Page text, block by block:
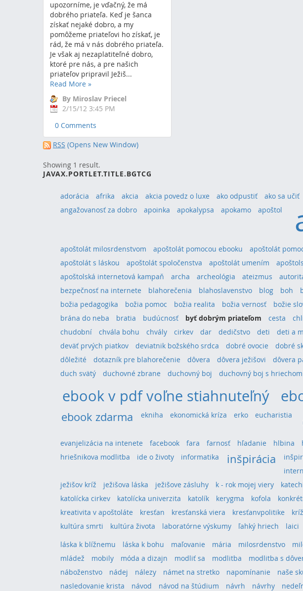
upozorníme, je vďačný, že má
dobrého priateľa. Keď je šanca
získať nejaké dobro, a my
pomôžeme priateľovi ho získať, je
rád, že má v nás dobrého priateľa.
Je však aj nezaplatiteľné dobro,
ktoré pre nás, a pre našich
priateľov pripravil Ježiš...
Read More »
By Miroslav Priecel
2/15/12 3:45 PM
0 Comments
RSS (Opens New Window)
Showing 1 result.
JAVAX.PORTLET.TITLE.BGTCG
adorácia afrika akcia akcia povedz o luxe ako odpustiť ako sa učiť
angažovanosť za dobro
apoinka apokalypsa apokamo apoštol
apoštolát milosrdenstvom apoštolát pomocou ebooku apoštolát
apoštolát s láskou
apoštolát spoločenstva apoštolát umením
apoštolská internetová kampaň
archa archeológia ateizmus
bezpečnosť na internete
blahorečenia blahoslavenstvo blog boh
božia pedagogika
božia pomoc božia realita božia vernosť božie
brána do neba
bratia budúcnosť byť dobrým priateľom cesta
chudobní
chvála bohu chvály cirkev dar dedičstvo deti deti a
deväť prvých piatkov
deviatnik božského srdca dobré ovocie dobré
dôležité
dotazník pre blahorečenie dôvera dôvera ježišovi dôvera
duch svätý
duchovné zbrane duchovný boj duchovný boj s hriechom
ebook v pdf voľne stiahnuteľný
ebook zdarma ekniha ekonomická kríza erko eucharistia
evanjelizácia na intenete facebook fara farnosť hľadanie hlbina
hriešnikova modlitba
ide o životy informatika inšpirácia
ježišov kríž
ježišova láska ježišove zásluhy k - rok mojej viery
katolícka cirkev
katolícka univerzita katolík kerygma kofola
kreativita v apoštoláte
kresťan kresťanská viera kresťanvpolitike kríž
kultúra smrti
kultúra života laboratórne výskumy ľahký hriech laici
láska k blížnemu láska k bohu maľovanie mária milosrdenstvo
mládež
mobily móda a dizajn modliť sa modlitba modlitba s
náboženstvo
nádej nálezy námet na stretko napomínanie naše
nasledovanie krista
návod návod na štúdium návrh návrhy